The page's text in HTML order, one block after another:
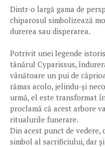
Dintr-o largă gama de
chiparosul simbolizează
durerea sau disperarea.
Potrivit unei legende
tânărul Cyparissus,
vânătoare un pui de
rămas acolo, jelindu-şi
urmă, el este transformat
proclamă că acest arbore
ritualurile funerare.
Din acest punct de
simbol al sacrificiului, dar